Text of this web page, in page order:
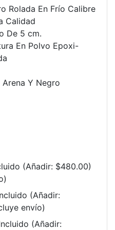
Rolada En Frío Calibre
Calidad
De 5 cm.
En Polvo Epoxi-
Y Negro
(Añadir: $480.00)
(Añadir:
envío)
(Añadir: